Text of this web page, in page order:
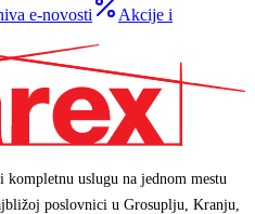
e-novosti
Akcije i
uslugu na jednom mestu
poslovnici u Grosuplju, Kranju,